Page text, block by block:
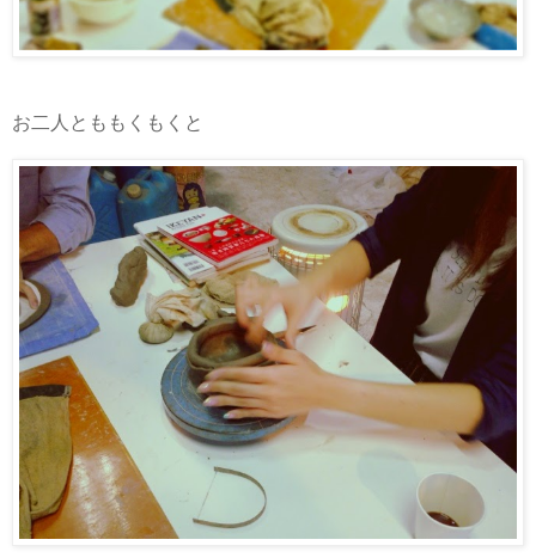
お二人とももくもくと